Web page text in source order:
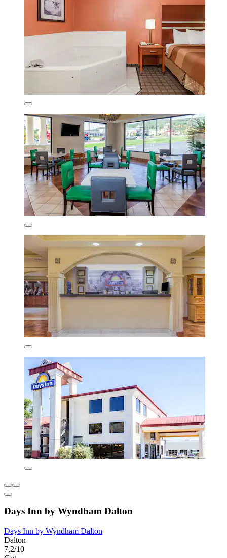
Days Inn by Wyndham Dalton
Days Inn by Wyndham Dalton
Dalton
7,2/10